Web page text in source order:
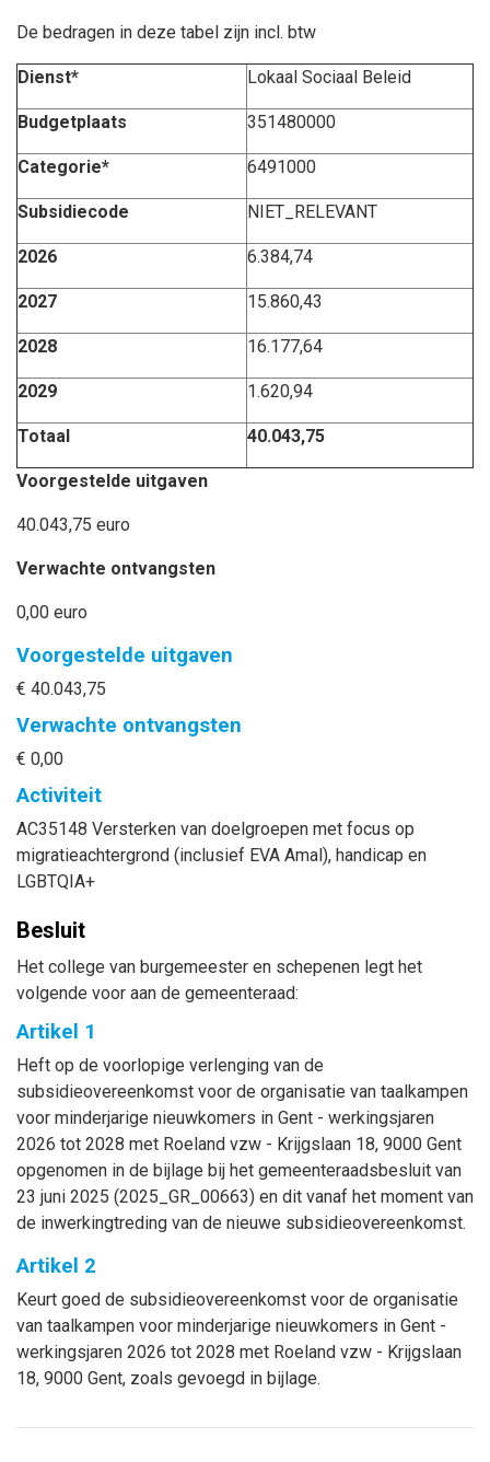
De bedragen in deze tabel zijn incl. btw
Dienst* Lokaal Sociaal Beleid
Budgetplaats 351480000
Categorie* 6491000
Subsidiecode NIET_RELEVANT
2026 6.384,74
2027 15.860,43
2028 16.177,64
2029 1.620,94
Totaal 40.043,75
Voorgestelde uitgaven
40.043,75 euro
Verwachte ontvangsten
0,00 euro
Voorgestelde uitgaven
€ 40.043,75
Verwachte ontvangsten
€ 0,00
Activiteit
AC35148 Versterken van doelgroepen met focus op
migratieachtergrond (inclusief EVA Amal), handicap en
LGBTQIA+
Besluit
Het college van burgemeester en schepenen legt het
volgende voor aan de gemeenteraad:
Artikel 1
Heft op de voorlopige verlenging van de
subsidieovereenkomst voor de organisatie van taalkampen
voor minderjarige nieuwkomers in Gent - werkingsjaren
2026 tot 2028 met Roeland vzw - Krijgslaan 18, 9000 Gent
opgenomen in de bijlage bij het gemeenteraadsbesluit van
23 juni 2025 (2025_GR_00663) en dit vanaf het moment van
de inwerkingtreding van de nieuwe subsidieovereenkomst.
Artikel 2
Keurt goed de subsidieovereenkomst voor de organisatie
van taalkampen voor minderjarige nieuwkomers in Gent -
werkingsjaren 2026 tot 2028 met Roeland vzw - Krijgslaan
18, 9000 Gent, zoals gevoegd in bijlage.